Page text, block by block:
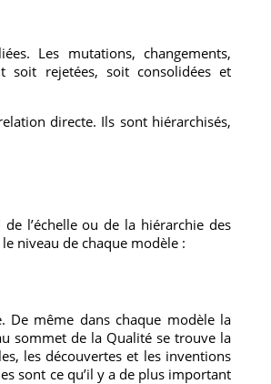
Les mutations, changements,
soit rejetées, soit consolidées et
directe. Ils sont hiérarchisés,
l’échelle ou de la hiérarchie des
niveau de chaque modèle :
De même dans chaque modèle la
sommet de la Qualité se trouve la
les découvertes et les inventions
sont ce qu’il y a de plus important